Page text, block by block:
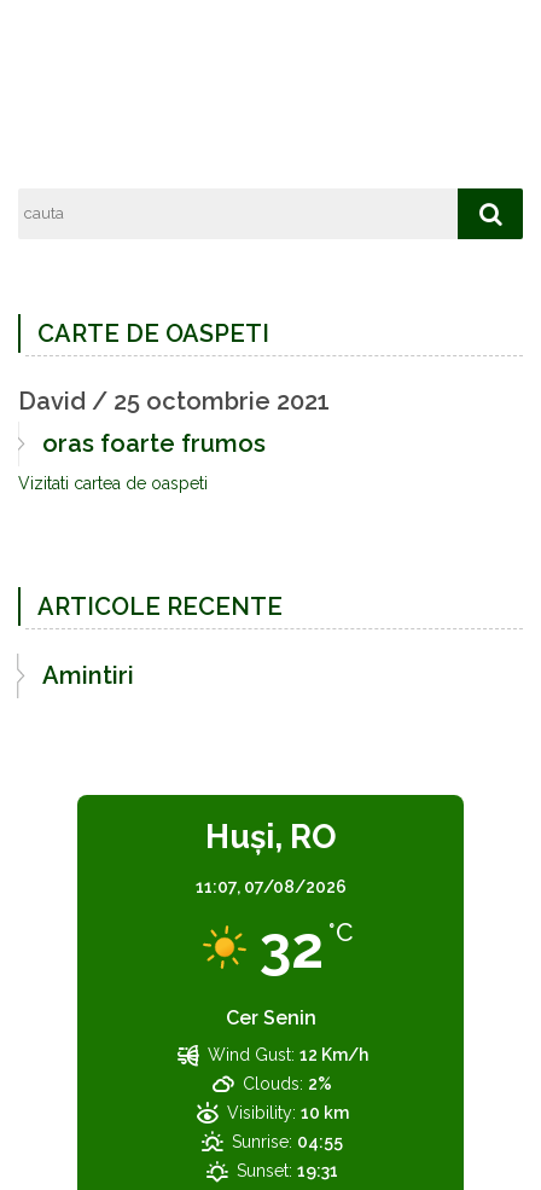
CARTE DE OASPETI
David / 25 octombrie 2021
oras foarte frumos
Vizitati cartea de oaspeti
ARTICOLE RECENTE
Amintiri
Huşi, RO
11:07, 07/08/2026
32 °C
Cer Senin
Wind Gust: 12 Km/h
Clouds: 2%
Visibility: 10 km
Sunrise: 04:55
Sunset: 19:31